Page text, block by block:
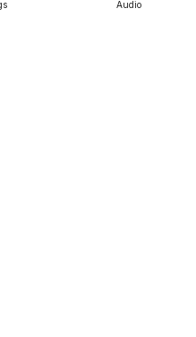
Audio